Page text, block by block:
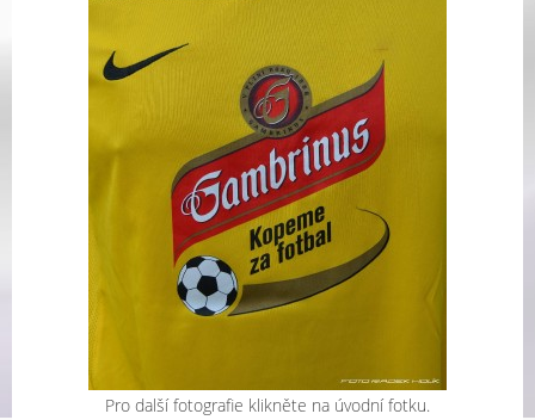
Pro další fotografie klikněte na úvodní fotku.